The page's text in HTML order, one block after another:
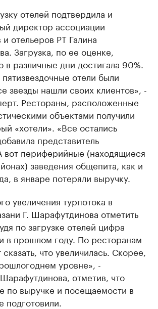
отелей подтвердила и
директор ассоциации
отельеров РТ Галина
Загрузка, по ее оценке,
в различные дни достигала 90%.
отели были
звезды нашли своих клиентов», -
Рестораны, расположенные
объектами получили
«хотели». «Все остались
представитель
вот периферийные (находящиеся
заведения общепита, как и
в январе потеряли выручку.
увеличения турпотока в
Г. Шарафутдинова отметить
по загрузке отелей цифра
в прошлом году. По ресторанам
что увеличилась. Скорее,
уровне», -
отметив, что
по выручке и посещаемости в
подготовили.